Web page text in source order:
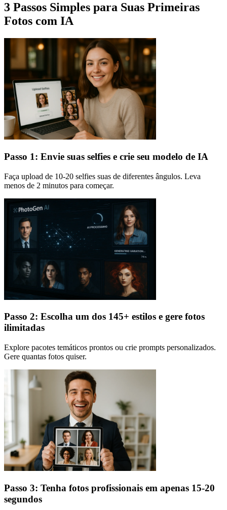
3 Passos Simples para Suas Primeiras
Fotos com IA
Passo 1: Envie suas selfies e crie seu modelo de IA
Faça upload de 10-20 selfies suas de diferentes ângulos. Leva
menos de 2 minutos para começar.
Passo 2: Escolha um dos 145+ estilos e gere fotos
ilimitadas
Explore pacotes temáticos prontos ou crie prompts personalizados.
Gere quantas fotos quiser.
Passo 3: Tenha fotos profissionais em apenas 15-20
segundos